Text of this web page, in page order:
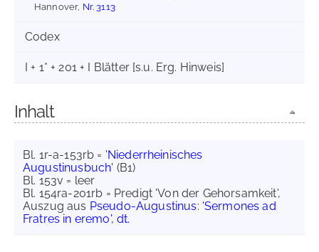
Hannover, Nr. 3113
Codex
I + 1* + 201 + I Blätter [s.u. Erg. Hinweis]
Inhalt
Bl. 1r-a-153rb = 'Niederrheinisches
Augustinusbuch' (B1)
Bl. 153v = leer
Bl. 154ra-201rb = Predigt 'Von der Gehorsamkeit',
Auszug aus Pseudo-Augustinus: 'Sermones ad
Fratres in eremo', dt.